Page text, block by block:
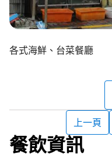
各式海鮮、台菜餐廳
上一頁
餐飲資訊